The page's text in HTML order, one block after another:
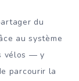
du
au système
vélos — y
parcourir la